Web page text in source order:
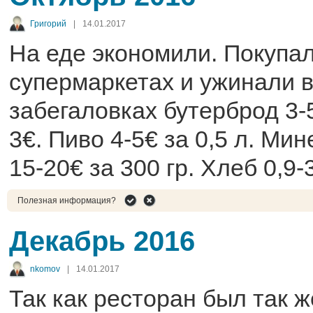
Григорий | 14.01.2017
На еде экономили.
супермаркетах и ужинали
забегаловках бутерброд
3€. Пиво 4-5€ за 0,5 л.
15-20€ за 300 гр. Хлеб 0,9-
Полезная информация?
Декабрь 2016
nkomov | 14.01.2017
Так как ресторан был так